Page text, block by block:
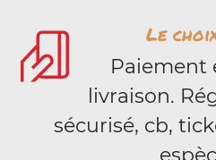
Le
Paiement
livraison.
sécurisé, cb,